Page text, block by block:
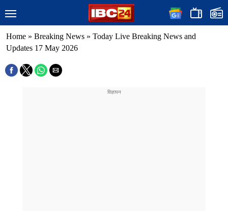
Home » Breaking News » Today Live Breaking News and
Updates 17 May 2026